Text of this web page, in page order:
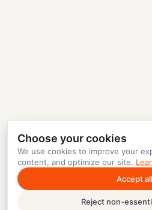
Choose your cookies
We use cookies to improve your
content, and optimize our site.
Accept all
Reject non-